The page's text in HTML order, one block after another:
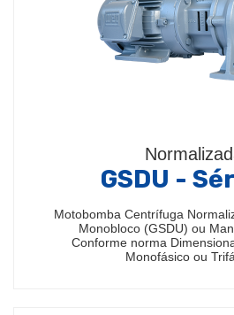
GSDU -
Motobomba Centrífuga
Monobloco (GSDU) ou
Conforme norma
Monofásico ou